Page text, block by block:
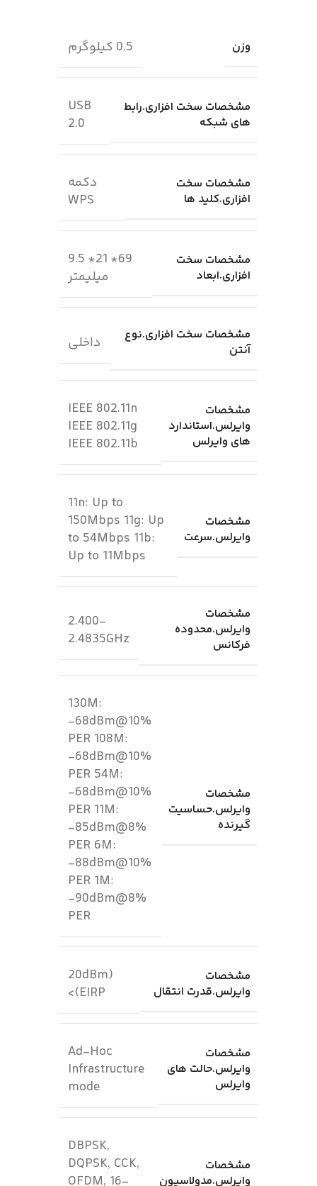
وزن 0.5 کیلوگرم
مشخصات سخت افزاری.رابط
های شبکه
USB
2.0
مشخصات سخت
افزاری.کلید ها
دکمه
WPS
مشخصات سخت
افزاری.ابعاد
69* 21* 9.5
میلیمتر
مشخصات سخت افزاری.نوع
آنتن
داخلی
مشخصات
وایرلس.استاندارد
های وایرلس
IEEE 802.11n
IEEE 802.11g
IEEE 802.11b
مشخصات
وایرلس.سرعت
11n: Up to
150Mbps 11g: Up
to 54Mbps 11b:
Up to 11Mbps
مشخصات
وایرلس.محدوده
فرکانس
2.400-
2.4835GHz
مشخصات
وایرلس.حساسیت
گیرنده
130M:
-68dBm@10%
PER 108M:
-68dBm@10%
PER 54M:
-68dBm@10%
PER 11M:
-85dBm@8%
PER 6M:
-88dBm@10%
PER 1M:
-90dBm@8%
PER
مشخصات
وایرلس.قدرت انتقال
(20dBm
(EIRP>
مشخصات
وایرلس.حالت های
وایرلس
Ad-Hoc
Infrastructure
mode
مشخصات
وایرلس.مدولاسیون
DBPSK,
DQPSK, CCK,
OFDM, 16-